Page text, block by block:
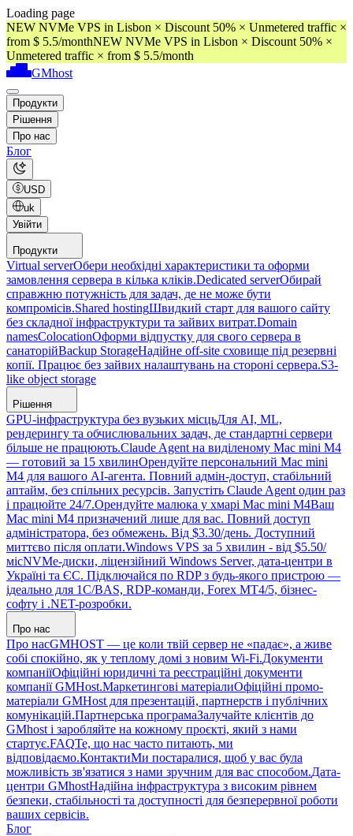
Loading page
NEW NVMe VPS in Lisbon × Discount 50% × Unmetered traffic ×
from $ 5.5/monthNEW NVMe VPS in Lisbon × Discount 50% ×
Unmetered traffic × from $ 5.5/month
GMhost
Продукти
Рішення
Про нас
Блог
USD
uk
Увійти
Продукти
Virtual serverОбери необхідні характеристики та оформи
замовлення сервера в кілька кліків.Dedicated serverОбирай
справжню потужність для задач, де не може бути
компромісів.Shared hostingШвидкий старт для вашого сайту
без складної інфраструктури та зайвих витрат.Domain
namesColocationОформи відпустку для свого сервера в
санаторійBackup StorageНадійне off-site сховище під резервні
копії. Працює без зайвих налаштувань на стороні сервера.S3-
like object storage
Рішення
GPU-інфраструктура без вузьких місцьДля AI, ML,
рендерингу та обчислювальних задач, де стандартні сервери
більше не працюють.Claude Agent на виділеному Mac mini M4
— готовий за 15 хвилинОрендуйте персональний Mac mini
M4 для вашого AI-агента. Повний адмін-доступ, стабільний
аптайм, без спільних ресурсів. Запустіть Claude Agent один раз
і працюйте 24/7.Орендуйте малюка у хмарі Mac mini M4Ваш
Mac mini M4 призначений лише для вас. Повний доступ
адміністратора, без обмежень. Від $3.30/день. Доступний
миттєво після оплати.Windows VPS за 5 хвилин - від $5.50/
місNVMe-диски, ліцензійний Windows Server, дата-центри в
Україні та ЄС. Підключайся по RDP з будь-якого пристрою —
ідеально для 1С/BAS, RDP-команди, Forex MT4/5, бізнес-
софту і .NET-розробки.
Про нас
Про насGMHOST — це коли твій сервер не «падає», а живе
собі спокійно, як у теплому домі з новим Wi-Fi.Документи
компаніїОфіційні юридичні та реєстраційні документи
компанії GMHost.Маркетингові матеріалиОфіційні промо-
матеріали GMHost для презентацій, партнерств і публічних
комунікацій.Партнерська програмаЗалучайте клієнтів до
GMhost і заробляйте на кожному проєкті, який з нами
стартує.FAQТе, що нас часто питають, ми
відповідаємо.КонтактиМи постаралися, щоб у вас була
можливість зв'язатися з нами зручним для вас способом.Дата-
центри GMhostНадійна інфраструктура з високим рівнем
безпеки, стабільності та доступності для безперервної роботи
ваших сервісів.
Блог